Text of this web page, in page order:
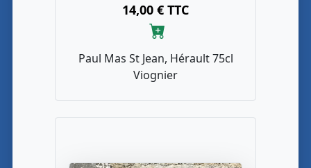
14,00 € TTC
Paul Mas St Jean, Hérault 75cl
Viognier